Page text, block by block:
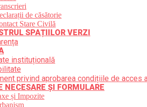
de căsătorie
Stare Civilă
SPAȚIILOR VERZI
instituțională
privind aprobarea condițiile de
NECESARE ȘI FORMULARE
și Impozite